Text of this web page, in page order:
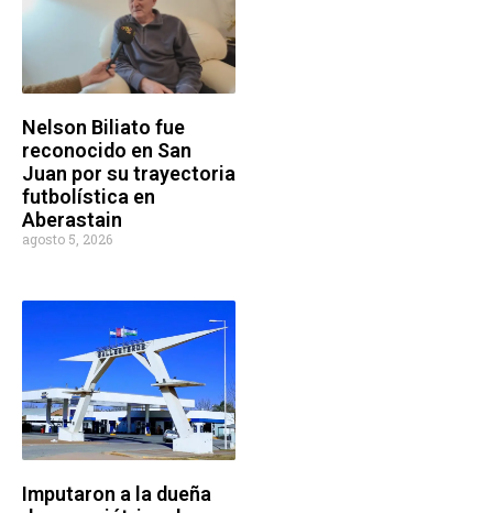
Nelson Biliato fue
reconocido en San
Juan por su trayectoria
futbolística en
Aberastain
agosto 5, 2026
Imputaron a la dueña